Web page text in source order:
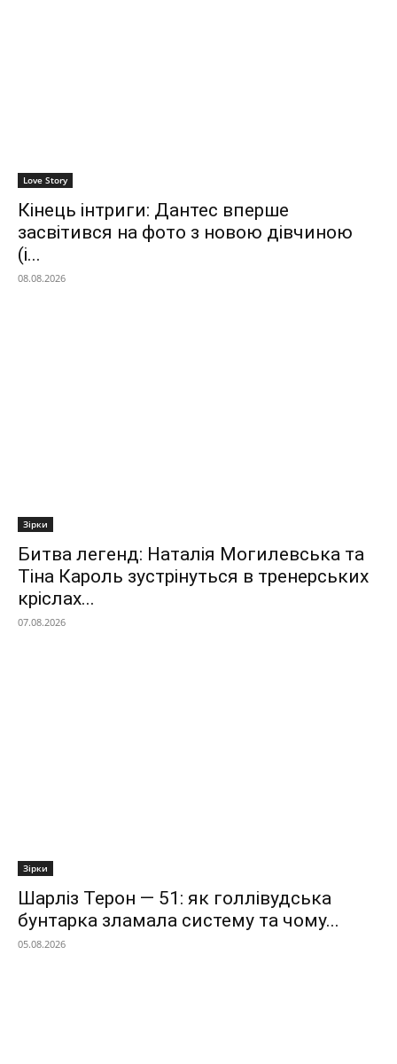
Love Story
Кінець інтриги: Дантес вперше
засвітився на фото з новою дівчиною
(і...
08.08.2026
Зірки
Битва легенд: Наталія Могилевська та
Тіна Кароль зустрінуться в тренерських
кріслах...
07.08.2026
Зірки
Шарліз Терон — 51: як голлівудська
бунтарка зламала систему та чому...
05.08.2026